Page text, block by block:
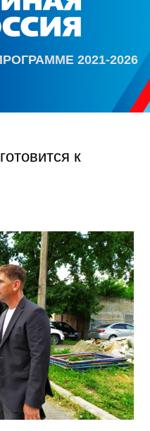
2021-2026
к